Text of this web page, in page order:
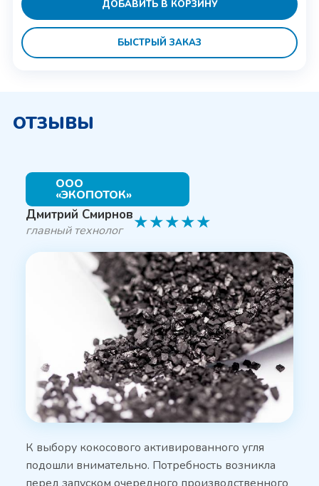
ДОБАВИТЬ В КОРЗИНУ
БЫСТРЫЙ ЗАКАЗ
ОТЗЫВЫ
ООО
«ЭКОПОТОК»
Дмитрий Смирнов
главный технолог ★★★★★
К выбору кокосового активированного угля
подошли внимательно. Потребность возникла